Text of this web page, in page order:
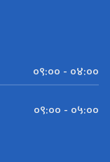
०९:०० - ०४:००
०९:०० - ०५:००